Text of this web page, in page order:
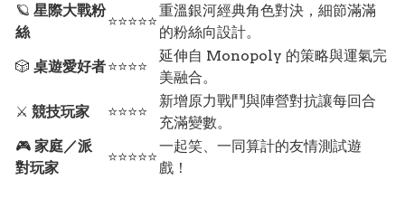
🪐 星際大戰粉
絲
⭐⭐⭐⭐⭐
重溫銀河經典角色對決，細節滿滿
的粉絲向設計。
🎲 桌遊愛好者⭐⭐⭐⭐
延伸自 Monopoly 的策略與運氣完
美融合。
⚔️ 競技玩家 ⭐⭐⭐⭐
新增原力戰鬥與陣營對抗讓每回合
充滿變數。
🎮 家庭／派
對玩家
⭐⭐⭐⭐⭐
一起笑、一同算計的友情測試遊
戲！